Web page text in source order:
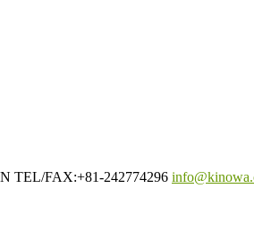
TEL/FAX:+81-242774296